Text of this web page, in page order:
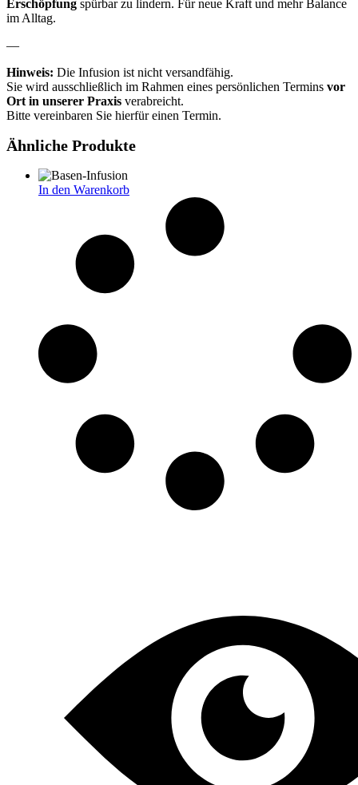
Erschöpfung spürbar zu lindern. Für neue Kraft und mehr Balance
im Alltag.
—
Hinweis: Die Infusion ist nicht versandfähig.
Sie wird ausschließlich im Rahmen eines persönlichen Termins vor
Ort in unserer Praxis verabreicht.
Bitte vereinbaren Sie hierfür einen Termin.
Ähnliche Produkte
In den Warenkorb